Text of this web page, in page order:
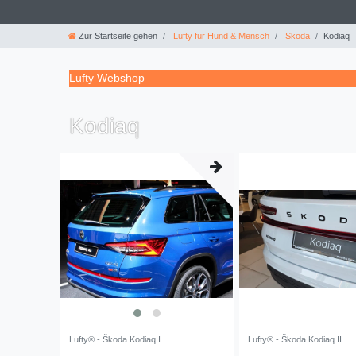
Zur Startseite gehen Lufty für Hund & Mensch Skoda Kodiaq
Lufty Webshop
Kodiaq
Lufty® - Škoda Kodiaq I Lufty® - Škoda Kodiaq II